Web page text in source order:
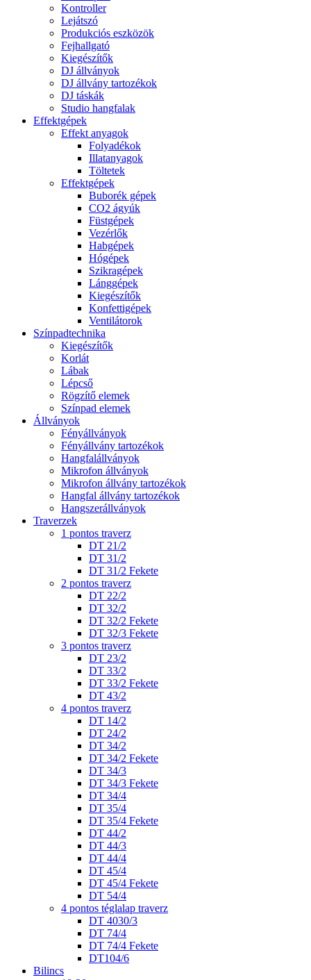
Kontroller
Lejátszó
Produkciós eszközök
Fejhallgató
Kiegészítők
DJ állványok
DJ állvány tartozékok
DJ táskák
Studio hangfalak
Effektgépek
Effekt anyagok
Folyadékok
Illatanyagok
Töltetek
Effektgépek
Buborék gépek
CO2 ágyúk
Füstgépek
Vezérlők
Habgépek
Hógépek
Szikragépek
Lánggépek
Kiegészítők
Konfettigépek
Ventilátorok
Színpadtechnika
Kiegészítők
Korlát
Lábak
Lépcső
Rögzítő elemek
Színpad elemek
Állványok
Fényállványok
Fényállvány tartozékok
Hangfalállványok
Mikrofon állványok
Mikrofon állvány tartozékok
Hangfal állvány tartozékok
Hangszerállványok
Traverzek
1 pontos traverz
DT 21/2
DT 31/2
DT 31/2 Fekete
2 pontos traverz
DT 22/2
DT 32/2
DT 32/2 Fekete
DT 32/3 Fekete
3 pontos traverz
DT 23/2
DT 33/2
DT 33/2 Fekete
DT 43/2
4 pontos traverz
DT 14/2
DT 24/2
DT 34/2
DT 34/2 Fekete
DT 34/3
DT 34/3 Fekete
DT 34/4
DT 35/4
DT 35/4 Fekete
DT 44/2
DT 44/3
DT 44/4
DT 45/4
DT 45/4 Fekete
DT 54/4
4 pontos téglalap traverz
DT 4030/3
DT 74/4
DT 74/4 Fekete
DT104/6
Bilincs